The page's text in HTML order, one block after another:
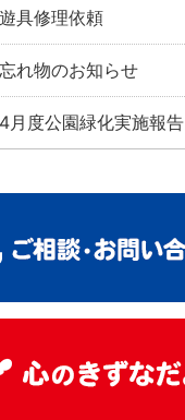
具修理依頼
れ物のお知らせ
度公園緑化実施報告